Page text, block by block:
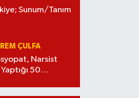
Sunum/Tanım
ÇULFA
Narsist
50